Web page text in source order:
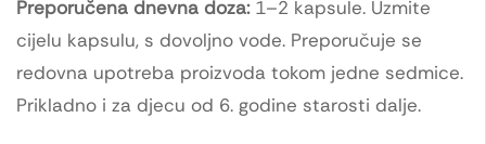
Preporučena dnevna doza: 1–2 kapsule. Uzmite
cijelu kapsulu, s dovoljno vode. Preporučuje se
redovna upotreba proizvoda tokom jedne sedmice.
Prikladno i za djecu od 6. godine starosti dalje.